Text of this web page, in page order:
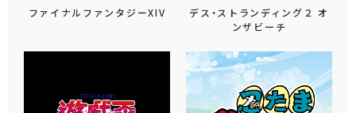
ファイナルファンタジーXIV
デス・ストランディング２ オ
ンザビーチ